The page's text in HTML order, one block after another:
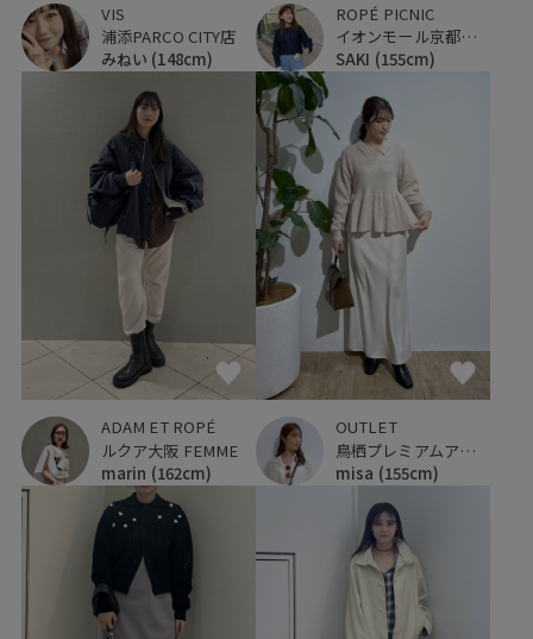
VIS
浦添PARCO CITY店
みねい (148cm)
ROPÉ PICNIC
イオンモール京都桂川
SAKI (155cm)
ADAM ET ROPÉ
ルクア大阪 FEMME
marin (162cm)
OUTLET
鳥栖プレミアムアウトレット
misa (155cm)